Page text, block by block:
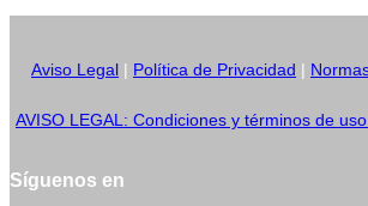
Aviso Legal | Política de Privacidad |
AVISO LEGAL: Condiciones y términos de
Síguenos en